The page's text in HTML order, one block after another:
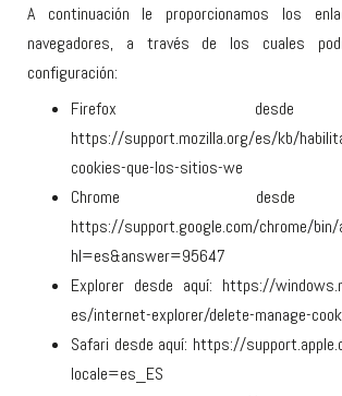
A continuación le proporcionamos los
navegadores, a través de los cuales
configuración:
Firefox
https://support.mozilla.org/es/kb/
cookies-que-los-sitios-we
Chrome
https://support.google.com/chrome/bin/
hl=es&answer=95647
Explorer desde aquí: https://
es/internet-explorer/delete-manage-
Safari desde aquí: https://
locale=es_ES